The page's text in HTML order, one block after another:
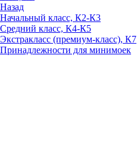
Назад
Начальный класс, К2-К3
Средний класс, К4-К5
Экстракласс (премиум-класс), К7
Принадлежности для минимоек